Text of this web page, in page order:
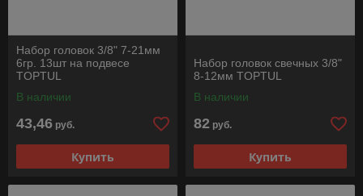
Набор головок 3/8" 7-21мм
6гр. 13шт на подвесе
TOPTUL
В наличии
43,46 руб.
Купить
Набор головок свечных 3/8"
8-12мм TOPTUL
В наличии
82 руб.
Купить